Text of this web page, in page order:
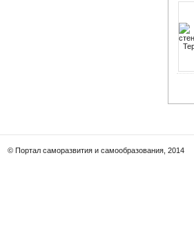
© Портал саморазвития и самообразования, 2014